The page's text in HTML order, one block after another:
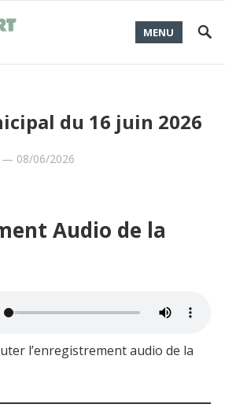
MENU
du 16 juin 2026
— 08/06/2026
Audio de la
l’enregistrement audio de la